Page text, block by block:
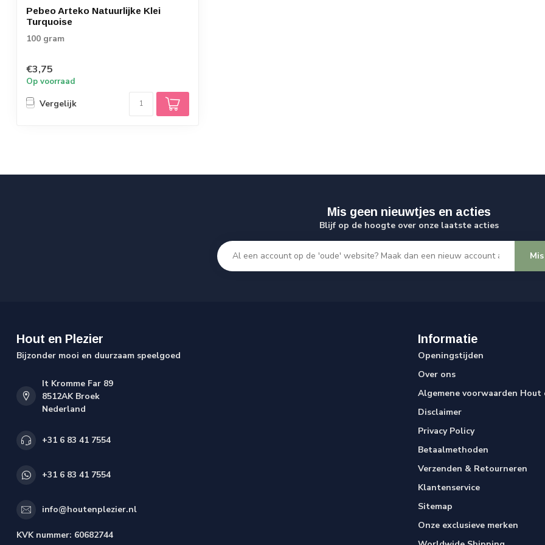
Pebeo Arteko Natuurlijke Klei
Turquoise
100 gram
€3,75
Op voorraad
Vergelijk
Mis geen nieuwtjes en acties
Blijf op de hoogte over onze laatste acties
Hout en Plezier
Bijzonder mooi en duurzaam speelgoed
It Kromme Far 89
8512AK Broek
Nederland
+31 6 83 41 7554
+31 6 83 41 7554
info@houtenplezier.nl
KVK nummer: 60682744
Informatie
Openingstijden
Over ons
Algemene voorwaarden Hout
Disclaimer
Privacy Policy
Betaalmethoden
Verzenden & Retourneren
Klantenservice
Sitemap
Onze exclusieve merken